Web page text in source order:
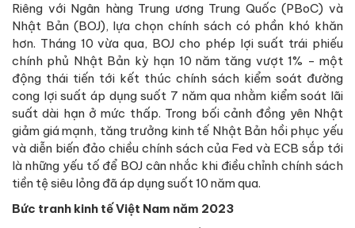
Riêng với Ngân hàng Trung ương Trung Quốc (PBoC) và
Nhật Bản (BOJ), lựa chọn chính sách có phần khó khăn
hơn. Tháng 10 vừa qua, BOJ cho phép lợi suất trái phiếu
chính phủ Nhật Bản kỳ hạn 10 năm tăng vượt 1% - một
động thái tiến tới kết thúc chính sách kiểm soát đường
cong lợi suất áp dụng suốt 7 năm qua nhằm kiểm soát lãi
suất dài hạn ở mức thấp. Trong bối cảnh đồng yên Nhật
giảm giá mạnh, tăng trưởng kinh tế Nhật Bản hồi phục yếu
và diễn biến đảo chiều chính sách của Fed và ECB sắp tới
là những yếu tố để BOJ cân nhắc khi điều chỉnh chính sách
tiền tệ siêu lỏng đã áp dụng suốt 10 năm qua.
Bức tranh kinh tế Việt Nam năm 2023